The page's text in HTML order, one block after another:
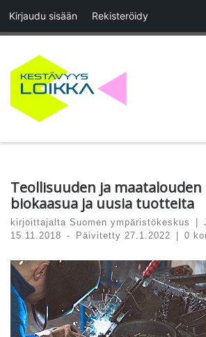
Kirjaudu sisään Rekisteröidy
Skip to content
Teollisuuden ja
biokaasua ja uusia tuotteita
kirjoittajalta Suomen ympäristökeskus
15.11.2018
- Päivitetty27.1.2022 0